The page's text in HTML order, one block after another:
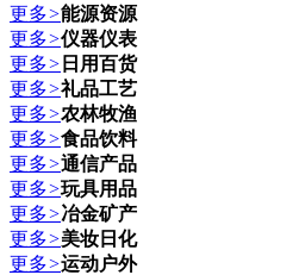
更多>能源资源
更多>仪器仪表
更多> 日用百货
更多>礼品工艺
更多>农林牧渔
更多>食品饮料
更多>通信产品
更多>玩具用品
更多>冶金矿产
更多>美妆日化
更多>运动户外